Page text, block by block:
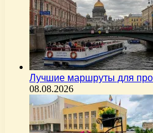
Лучшие маршруты для
08.08.2026